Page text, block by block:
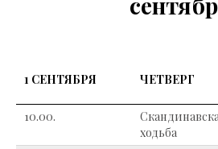
1 СЕНТЯБРЯ ЧЕТВЕРГ
10.00.
ходьба